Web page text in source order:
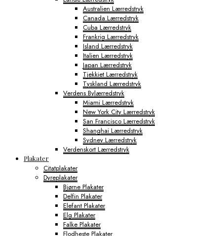
Australien Lærredstryk
Canada Lærredstryk
Cuba Lærredstryk
Frankrig Lærredstryk
Island Lærredstryk
Italien Lærredstryk
Japan Lærredstryk
Tjekkiet Lærredstryk
Tyskland Lærredstryk
Verdens Bylærredstryk
Miami Lærredstryk
New York City Lærredstryk
San Francisco Lærredstryk
Shanghai Lærredstryk
Sydney Lærredstryk
Verdenskort Lærredstryk
Plakater
Citatplakater
Dyreplakater
Bjørne Plakater
Delfin Plakater
Elefant Plakater
Elg Plakater
Falke Plakater
Flodheste Plakater